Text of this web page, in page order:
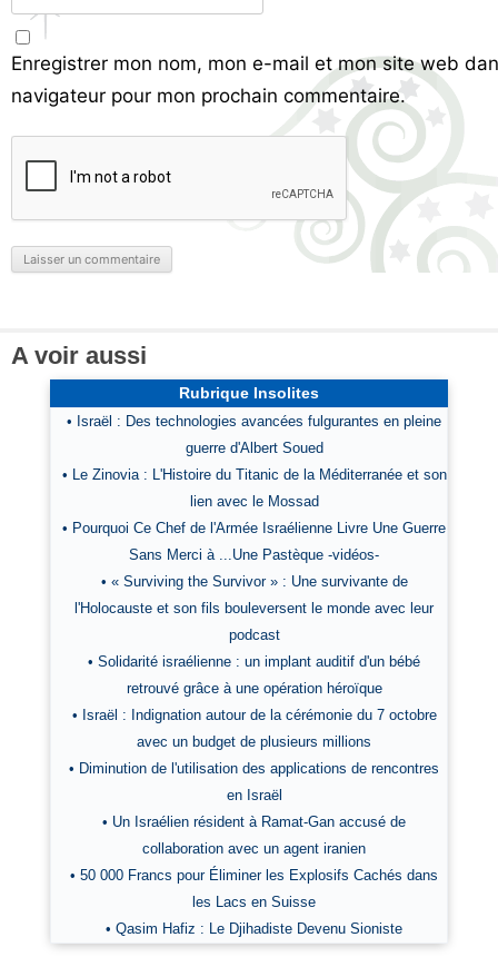
Enregistrer mon nom, mon e-mail et mon site web
navigateur pour mon prochain commentaire.
A voir aussi
Rubrique Insolites
• Israël : Des technologies avancées fulgurantes en pleine
guerre d'Albert Soued
• Le Zinovia : L'Histoire du Titanic de la Méditerranée et son
lien avec le Mossad
• Pourquoi Ce Chef de l'Armée Israélienne Livre Une Guerre
Sans Merci à ...Une Pastèque -vidéos-
• « Surviving the Survivor » : Une survivante de
l'Holocauste et son fils bouleversent le monde avec leur
podcast
• Solidarité israélienne : un implant auditif d'un bébé
retrouvé grâce à une opération héroïque
• Israël : Indignation autour de la cérémonie du 7 octobre
avec un budget de plusieurs millions
• Diminution de l'utilisation des applications de rencontres
en Israël
• Un Israélien résident à Ramat-Gan accusé de
collaboration avec un agent iranien
• 50 000 Francs pour Éliminer les Explosifs Cachés dans
les Lacs en Suisse
• Qasim Hafiz : Le Djihadiste Devenu Sioniste